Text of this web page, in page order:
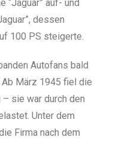
“Jaguar” auf- und
dessen
100 PS steigerte.
Autofans bald
März 1945 fiel die
sie war durch den
Unter dem
Firma nach dem